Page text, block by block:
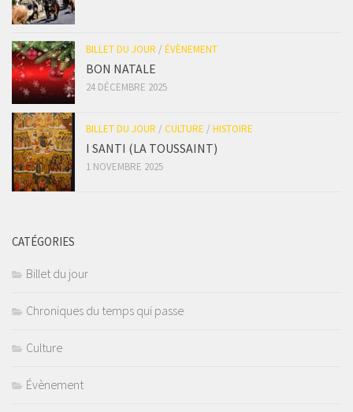
BILLET DU JOUR / ÉVÈNEMENT
BON NATALE
24 DÉCEMBRE 2025
BILLET DU JOUR / CULTURE / HISTOIRE
I SANTI (LA TOUSSAINT)
1 NOVEMBRE 2025
CATÉGORIES
Billet du jour
Chroniques du temps qui passe
Culture
Évènement